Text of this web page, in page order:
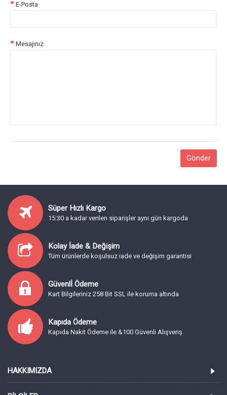
E-Posta
Mesajınız
Süper Hızlı Kargo
15:30 a kadar verilen siparişler aynı gün kargoda
Kolay İade & Değişim
Tüm ürünlerde koşulsuz iade ve değişim garantisi
Güvenlİ Ödeme
Kart Bilgileriniz 258 Bit SSL ile koruma altında
Kapıda Ödeme
Kapıda Nakit Ödeme ile &100 Güvenli Alışveriş
HAKKIMIZDA